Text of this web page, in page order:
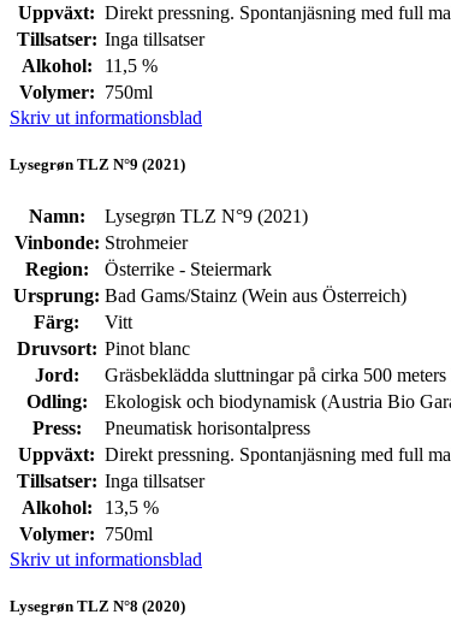
Uppväxt: Direkt pressning. Spontanjäsning med full
Tillsatser: Inga tillsatser
Alkohol:
11,5 %
Volymer: 750ml
Skriv ut informationsblad
Lysegrøn TLZ N°9 (2021)
Namn:
Lysegrøn TLZ N°9 (2021)
Vinbonde: Strohmeier
Region:
Österrike - Steiermark
Ursprung: Bad Gams/Stainz (Wein aus Österreich)
Färg:
Vitt
Druvsort: Pinot blanc
Jord:
Gräsbeklädda sluttningar på cirka 500
Odling:
Ekologisk och biodynamisk (Austria Bio
Press:
Pneumatisk horisontalpress
Uppväxt: Direkt pressning. Spontanjäsning med full
Tillsatser: Inga tillsatser
Alkohol:
13,5 %
Volymer: 750ml
Skriv ut informationsblad
Lysegrøn TLZ N°8 (2020)